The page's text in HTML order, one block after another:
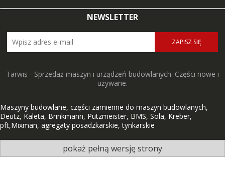
NEWSLETTER
ZAPISZ SIĘ
Tarwis - Sprzedaż maszyn i urządzeń budowlanych. Części nowe i
używane.
Maszyny budowlane, części zamienne do maszyn budowlanych,
Deutz, Kaleta, Brinkmann, Putzmeister, BMS, Sola, Kreber,
pft,Mixman, agregaty posadzkarskie, tynkarskie
pokaż pełną wersję strony